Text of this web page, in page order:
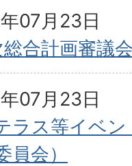
07月23日
合計画審議会
07月23日
ラス等イベ
員会）